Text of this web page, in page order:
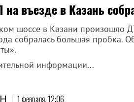
въезде в Казань
шоссе в Казани произошло
собралась большая пробка.
информации...
| 1 февраля, 12:06